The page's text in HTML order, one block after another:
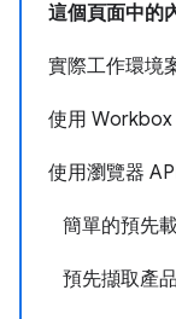
這個頁面中的
實際工作環境
使用 Workbox
使用瀏覽器
簡單的預先
預先擷取產